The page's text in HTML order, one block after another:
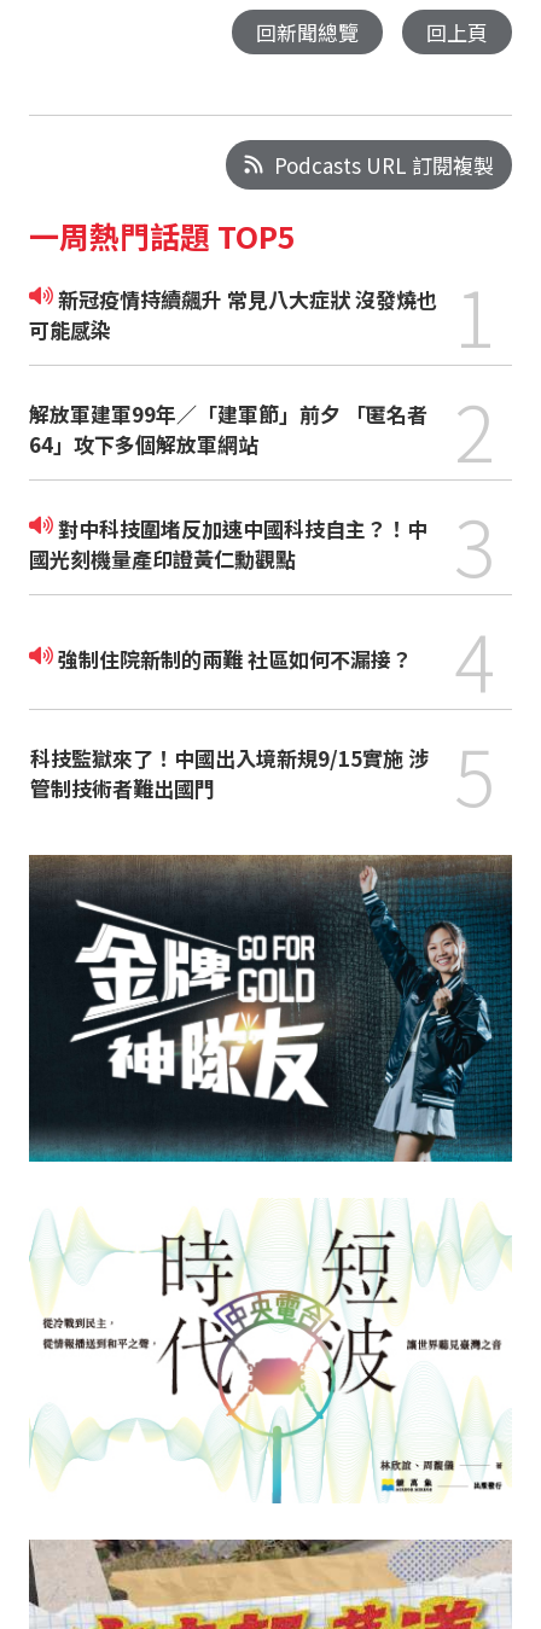
回新聞總覽 回上頁
Podcasts URL 訂閱複製
一周熱門話題 TOP5
新冠疫情持續飆升 常見八大症狀 沒發燒也
可能感染
1
解放軍建軍99年／「建軍節」前夕 「匿名者
64」攻下多個解放軍網站
2
對中科技圍堵反加速中國科技自主？！中
國光刻機量產印證黃仁勳觀點
3
強制住院新制的兩難 社區如何不漏接？ 4
科技監獄來了！中國出入境新規9/15實施 涉
管制技術者難出國門
5